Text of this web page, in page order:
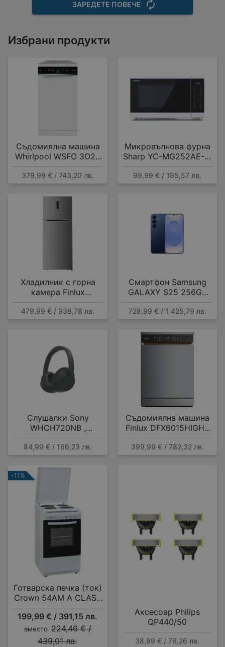
ЗАРЕДЕТЕ ПОВЕЧЕ
Избрани продукти
Съдомиялна машина
Whirlpool WSFO 3O23
379,99 € / 743,20 лв.
Микровълнова фурна
Sharp YC-MG252AE-W
W
99,99 € / 195,57 лв.
Хладилник с горна
камера Finlux
No Frost , Инокс
479,99 € / 938,78 лв.
Смартфон Samsung
GALAXY S25 256GB
12 GB, 256 GB
728,99 € / 1 425,79 лв.
Слушалки Sony
WHCH720NB ,
84,99 € / 166,23 лв.
Съдомиялна машина
Finlux DFX6015HIGH ,
399,99 € / 782,32 лв.
-11%
Готварска печка (ток)
Crown 54AM A CLASS
ток , Бял
199,99 € / 391,15 лв.
вместо 224,46 € /
439,01 лв.
Аксесоар Philips
QP440/50
38,99 € / 76,26 лв.